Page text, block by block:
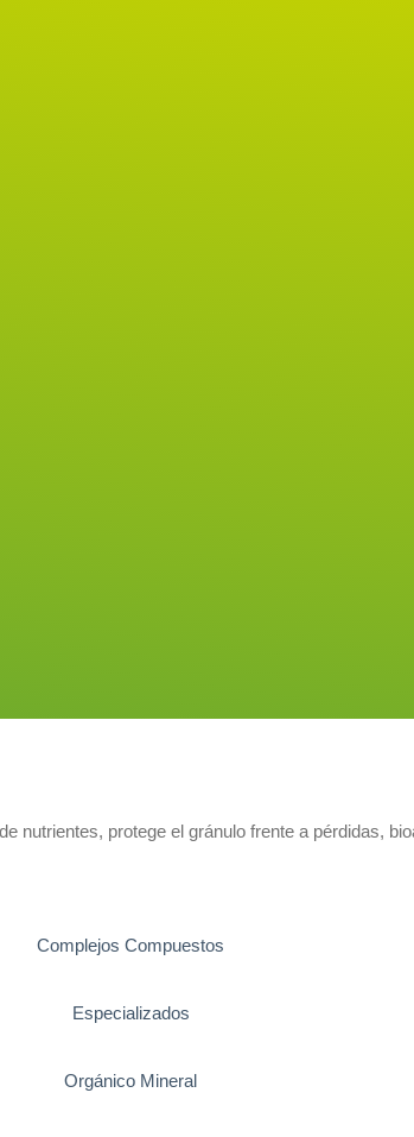
nutrientes, protege el gránulo frente a pérdidas,
Complejos Compuestos
Especializados
Orgánico Mineral